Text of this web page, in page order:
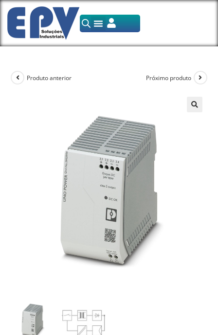
Produto anterior Próximo produto